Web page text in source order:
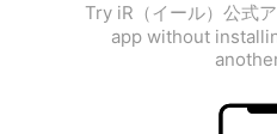
Try iR（イール）公式
app without